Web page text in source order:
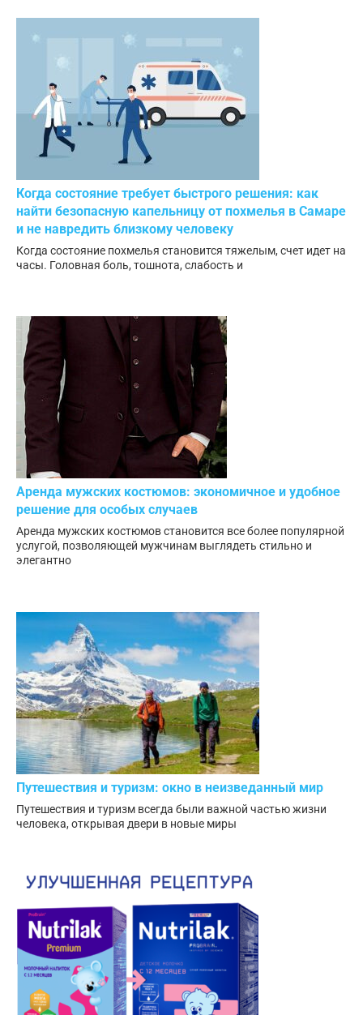
Когда состояние требует быстрого решения: как
найти безопасную капельницу от похмелья в Самаре
и не навредить близкому человеку
Когда состояние похмелья становится тяжелым, счет идет на
часы. Головная боль, тошнота, слабость и
Аренда мужских костюмов: экономичное и удобное
решение для особых случаев
Аренда мужских костюмов становится все более популярной
услугой, позволяющей мужчинам выглядеть стильно и
элегантно
Путешествия и туризм: окно в неизведанный мир
Путешествия и туризм всегда были важной частью жизни
человека, открывая двери в новые миры